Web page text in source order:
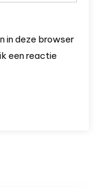
in deze browser
een reactie